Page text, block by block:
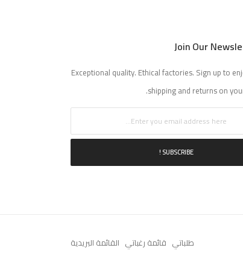
Join Our
Exceptional quality. Ethical factories. Sign up to
shipping and returns on
SUBSCRIBE !
طلباتي قائمة رغباتي القائمة البريدية